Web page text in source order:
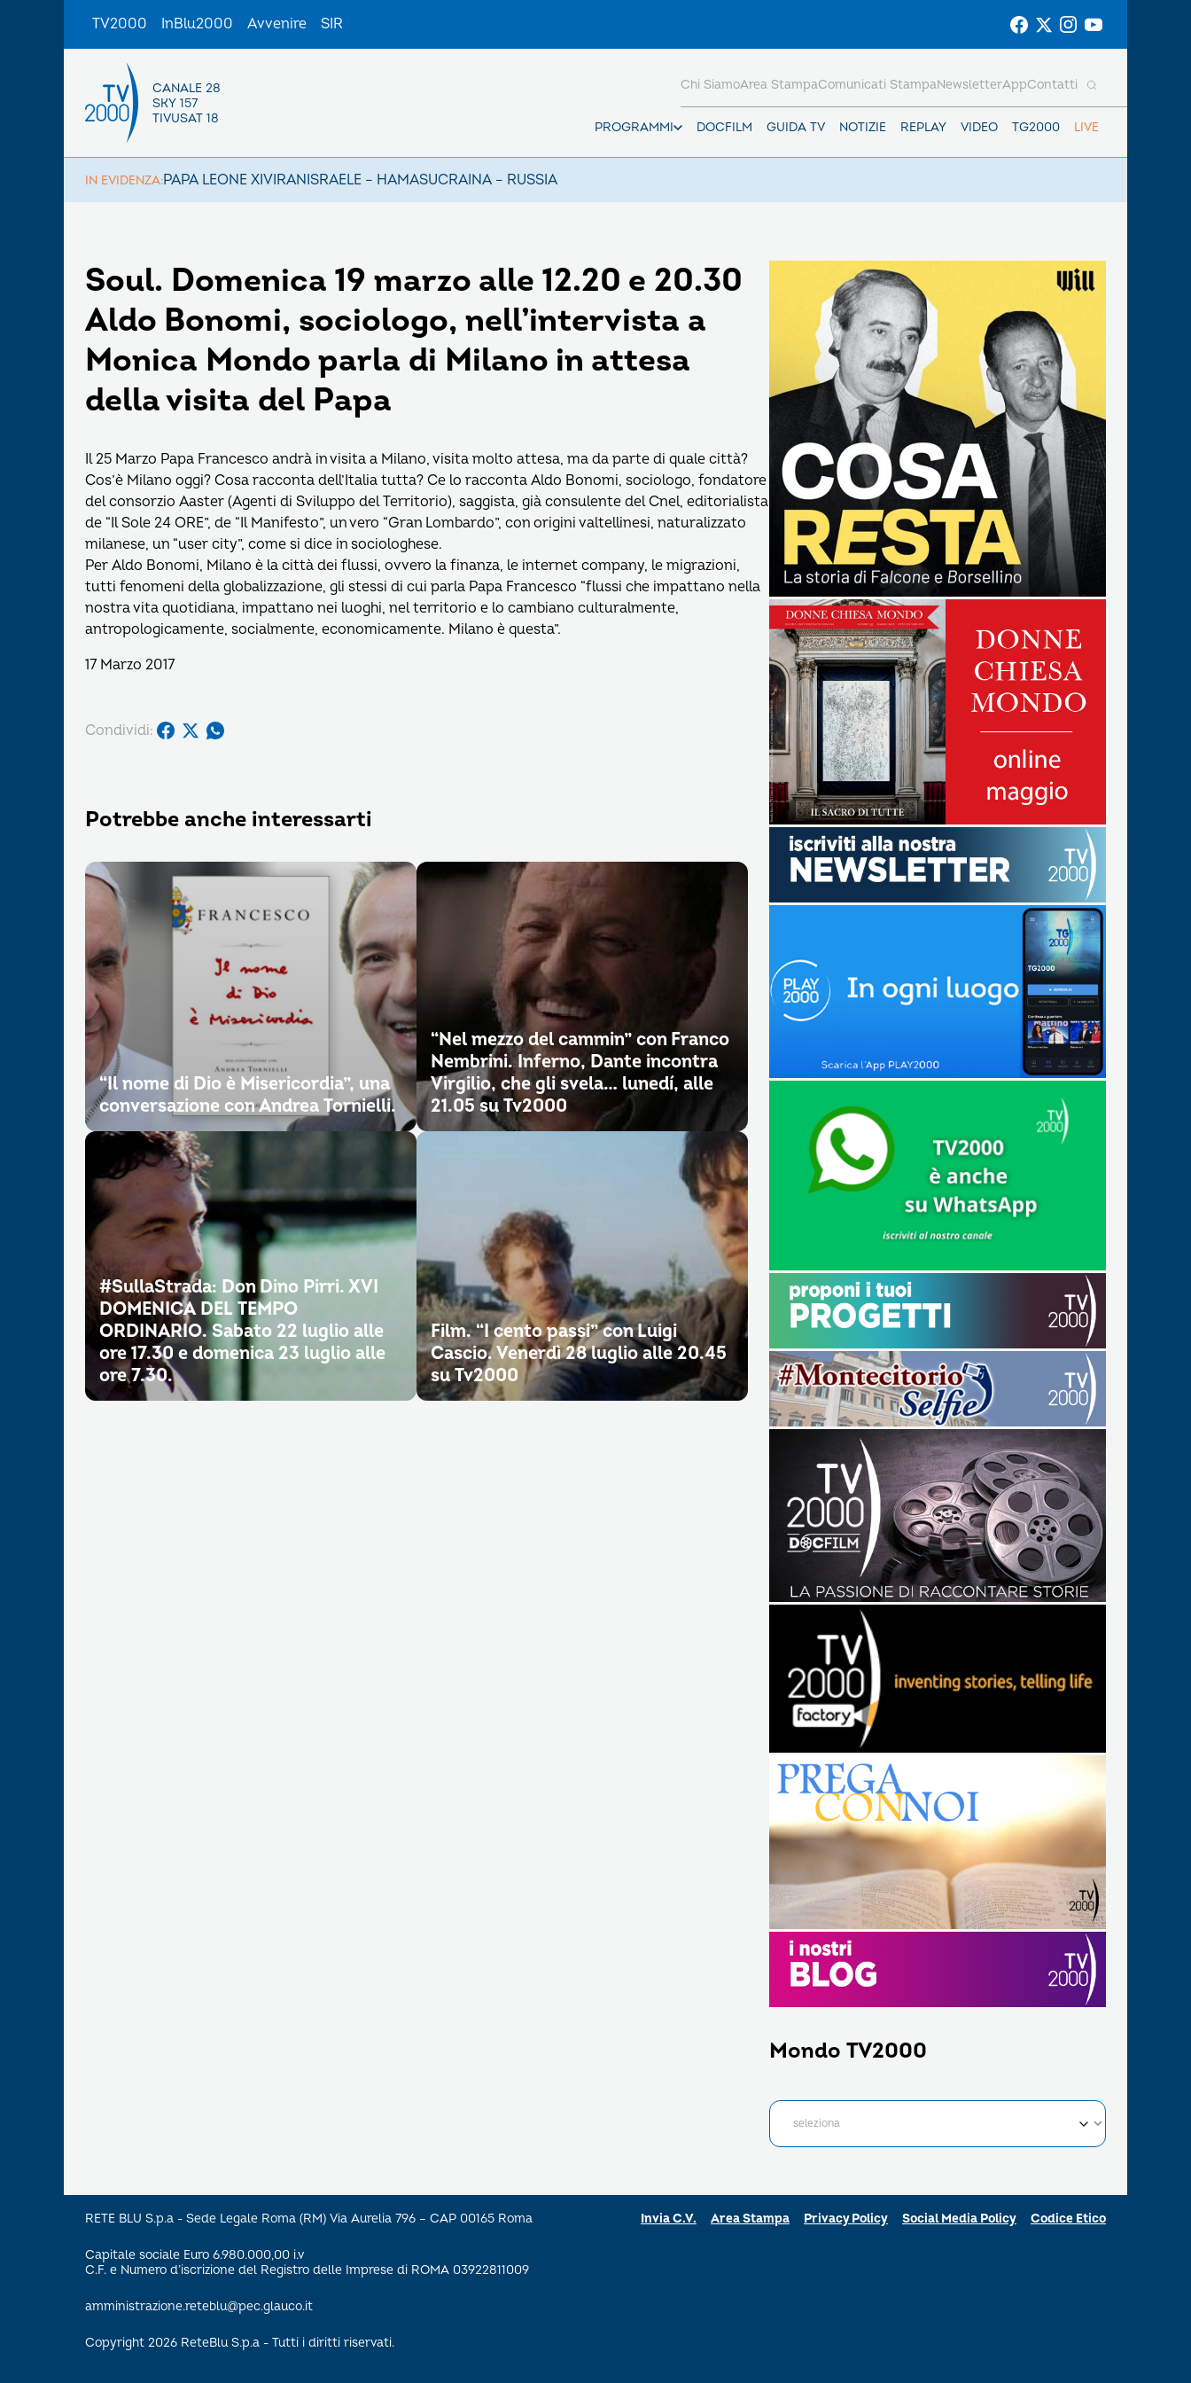
TV2000 InBlu2000 Avvenire SIR
CANALE 28
SKY 157
TIVUSAT 18
PROGRAMMI DOCFILM GUIDA TV NOTIZIE REPLAY VIDEO TG2000 LIVE
Chi SiamoArea StampaComunicati StampaNewsletterAppContatti
IN EVIDENZA:PAPA LEONE XIVIRANISRAELE – HAMASUCRAINA – RUSSIA
Soul. Domenica 19 marzo alle 12.20 e 20.30
Aldo Bonomi, sociologo, nell’intervista a
Monica Mondo parla di Milano in attesa
della visita del Papa
Il 25 Marzo Papa Francesco andrà in visita a Milano, visita molto attesa, ma da parte di quale città?
Cos’è Milano oggi? Cosa racconta dell’Italia tutta? Ce lo racconta Aldo Bonomi, sociologo, fondatore
del consorzio Aaster (Agenti di Sviluppo del Territorio), saggista, già consulente del Cnel, editorialista
de “Il Sole 24 ORE”, de “Il Manifesto”, un vero “Gran Lombardo”, con origini valtellinesi, naturalizzato
milanese, un “user city”, come si dice in sociologhese.
Per Aldo Bonomi, Milano è la città dei flussi, ovvero la finanza, le internet company, le migrazioni,
tutti fenomeni della globalizzazione, gli stessi di cui parla Papa Francesco “flussi che impattano nella
nostra vita quotidiana, impattano nei luoghi, nel territorio e lo cambiano culturalmente,
antropologicamente, socialmente, economicamente. Milano è questa”.
17 Marzo 2017
Condividi:
Potrebbe anche interessarti
“Il nome di Dio è Misericordia”, una
conversazione con Andrea Tornielli.
“Nel mezzo del cammin” con Franco
Nembrini. Inferno, Dante incontra
Virgilio, che gli svela… lunedí, alle
21.05 su Tv2000
#SullaStrada: Don Dino Pirri. XVI
DOMENICA DEL TEMPO
ORDINARIO. Sabato 22 luglio alle
ore 17.30 e domenica 23 luglio alle
ore 7.30.
Film. “I cento passi” con Luigi
Cascio. Venerdì 28 luglio alle 20.45
su Tv2000
Mondo TV2000
RETE BLU S.p.a - Sede Legale Roma (RM) Via Aurelia 796 – CAP 00165 Roma
Capitale sociale Euro 6.980.000,00 i.v
C.F. e Numero d’iscrizione del Registro delle Imprese di ROMA 03922811009
amministrazione.reteblu@pec.glauco.it
Copyright 2026 ReteBlu S.p.a - Tutti i diritti riservati.
Invia C.V. Area Stampa Privacy Policy Social Media Policy Codice Etico